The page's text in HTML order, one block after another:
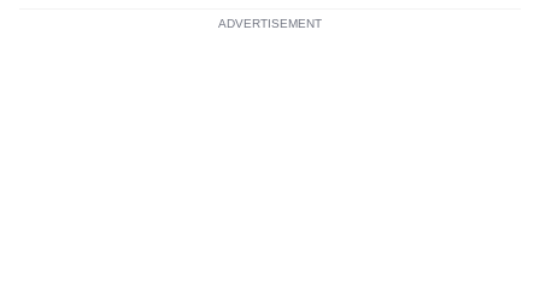
ADVERTISEMENT